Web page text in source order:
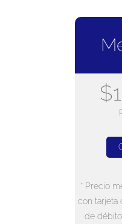
* Precio
con tarjeta
de